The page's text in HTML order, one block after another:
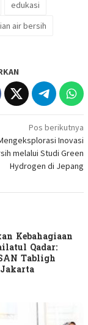
edukasi
air bersih
Pos berikutnya
Inovasi
melalui Studi Green
Hydrogen di Jepang
Kebahagiaan
Qadar:
Tabligh